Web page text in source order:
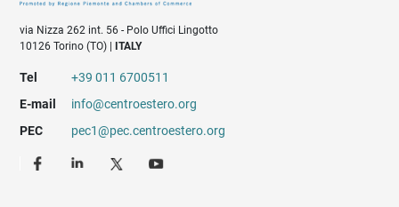
via Nizza 262 int. 56 - Polo Uffici Lingotto
10126 Torino (TO) |
ITALY
Tel
+39 011 6700511
E-mail
info@centroestero.org
PEC
pec1@pec.centroestero.org